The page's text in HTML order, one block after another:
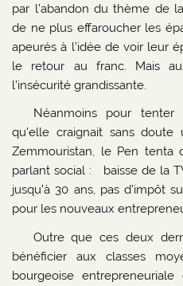
par l’abandon du thème de
de ne plus effaroucher les
apeurés à l’idée de voir leur
le retour au franc. Mais
l’insécurité grandissante.
Néanmoins pour
qu’elle craignait sans
Zemmouristan, le Pen tenta
parlant social : baisse de la
jusqu’à 30 ans, pas d’impôt
pour les nouveaux
Outre que ces deux
bénéficier aux classes
bourgeoise